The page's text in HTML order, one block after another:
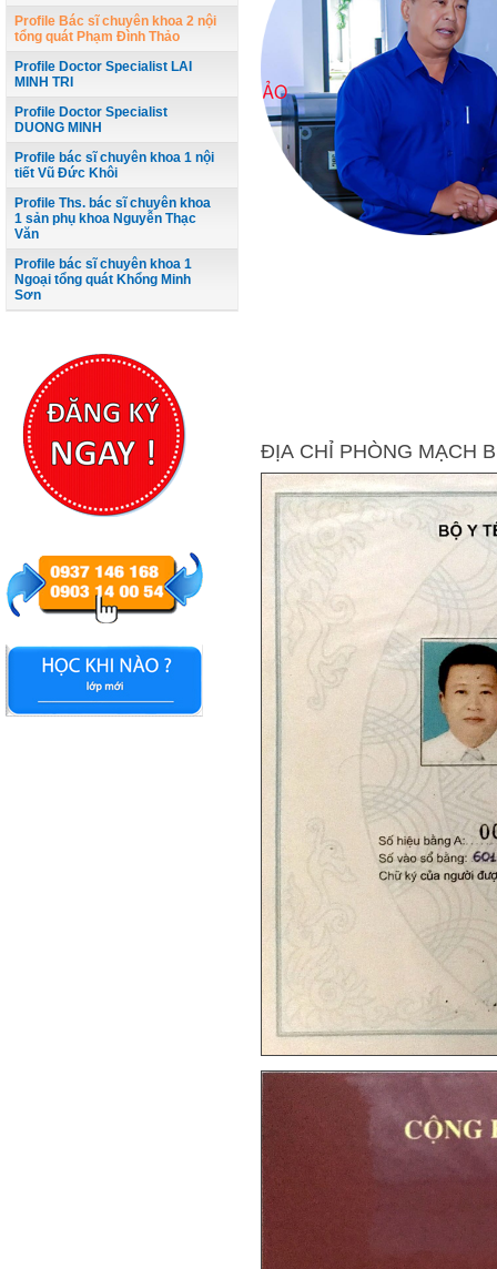
Profile Bác sĩ chuyên khoa 2 nội
tổng quát Phạm Đình Thảo
Profile Doctor Specialist LAI
MINH TRI
Profile Doctor Specialist
DUONG MINH
Profile bác sĩ chuyên khoa 1 nội
tiết Vũ Đức Khôi
Profile Ths. bác sĩ chuyên khoa
1 sản phụ khoa Nguyễn Thạc
Văn
Profile bác sĩ chuyên khoa 1
Ngoại tổng quát Khổng Minh
Sơn
ĐỊA CHỈ PHÒNG MẠCH